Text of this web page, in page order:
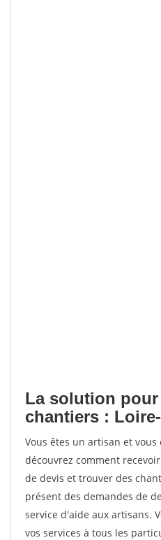
La solution
chantiers :
Vous êtes un artisan et
découvrez comment
de devis et trouver des
présent des demandes de
service d'aide aux artisans.
vos services à tous les